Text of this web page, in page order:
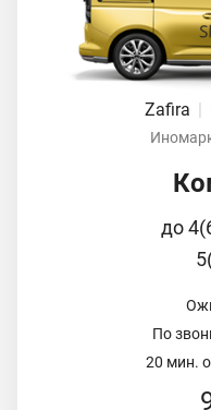
Zafira |
до
По
20 мин.